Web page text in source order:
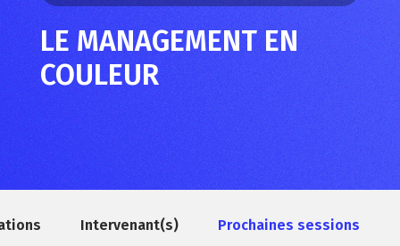
LE MANAGEMENT EN
COULEUR
Intervenant(s) Prochaines sessions